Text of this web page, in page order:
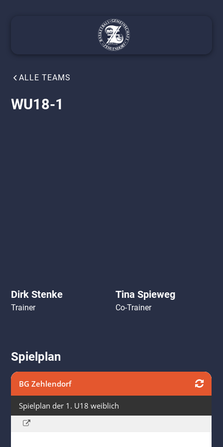
ALLE TEAMS
WU18-1
Dirk Stenke
Trainer
Tina Spieweg
Co-Trainer
Spielplan